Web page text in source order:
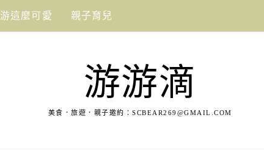
游這麼可愛 親子育兒
游游滴
美食．旅遊．親子邀約： SCBEAR269@GMAIL.COM